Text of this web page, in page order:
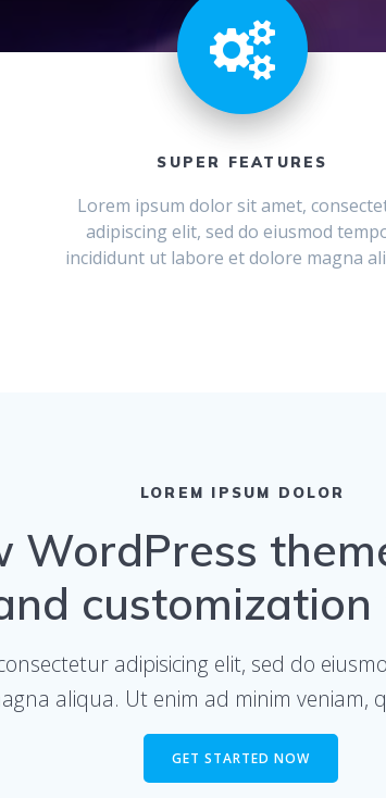
SUPER FEATURES
Lorem ipsum dolor sit amet,
adipiscing elit, sed do eiusmod
incididunt ut labore et dolore magna
LOREM IPSUM DOLOR
WordPress
customization
adipisicing elit, sed do
aliqua. Ut enim ad minim veniam,
GET STARTED NOW